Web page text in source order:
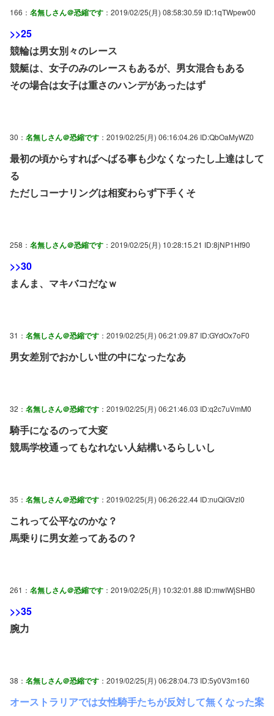
166： 名無しさん＠恐縮です ：2019/02/25(月) 08:58:30.59 ID:1qTWpew00
>>25
競輪は男女別々のレース
競艇は、女子のみのレースもあるが、男女混合もある
その場合は女子は重さのハンデがあったはず
30： 名無しさん＠恐縮です ：2019/02/25(月) 06:16:04.26 ID:QbOaMyWZ0
最初の頃からすればへばる事も少なくなったし上達はして
る
ただしコーナリングは相変わらず下手くそ
258： 名無しさん＠恐縮です ：2019/02/25(月) 10:28:15.21 ID:8jNP1Hf90
>>30
まんま、マキバコだなｗ
31： 名無しさん＠恐縮です ：2019/02/25(月) 06:21:09.87 ID:GYdOx7oF0
男女差別でおかしい世の中になったなあ
32： 名無しさん＠恐縮です ：2019/02/25(月) 06:21:46.03 ID:q2c7uVmM0
騎手になるのって大変
競馬学校通ってもなれない人結構いるらしいし
35： 名無しさん＠恐縮です ：2019/02/25(月) 06:26:22.44 ID:nuQiGVzl0
これって公平なのかな？
馬乗りに男女差ってあるの？
261： 名無しさん＠恐縮です ：2019/02/25(月) 10:32:01.88 ID:mwIWjSHB0
>>35
腕力
38： 名無しさん＠恐縮です ：2019/02/25(月) 06:28:04.73 ID:5y0V3m160
オーストラリアでは女性騎手たちが反対して無くなった案